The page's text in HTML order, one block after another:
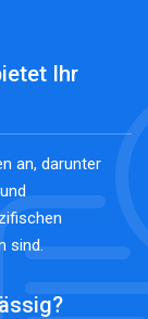
Ihr
an, darunter
sind.